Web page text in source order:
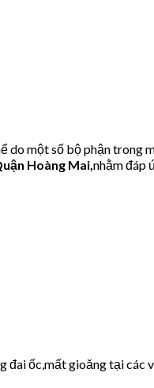
một số bộ phận trong
Hoàng Mai,nhằm đáp
ốc,mất gioăng tại các